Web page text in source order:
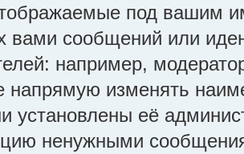
под вашим
вами сообщений или
например,
напрямую изменять
установлены её
ненужными